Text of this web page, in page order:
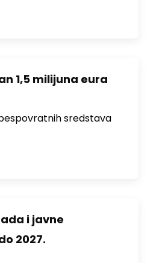
1,5 milijuna eura
sredstava
i javne
2027.